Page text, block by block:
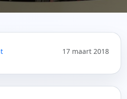
17 maart 2018